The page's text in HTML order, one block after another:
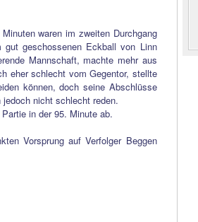
waren im zweiten Durchgang
geschossenen Eckball von Linn
Mannschaft, machte mehr aus
eher schlecht vom Gegentor, stellte
können, doch seine Abschlüsse
nicht schlecht reden.
in der 95. Minute ab.
Vorsprung auf Verfolger Beggen